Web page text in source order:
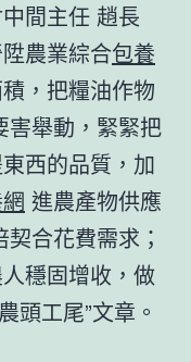
間主任 趙長
農業綜合包養
，把糧油作物
害舉動，緊緊把
西的品質，加
進農產物供應
契合花費需求；
穩固增收，做
頭工尾”文章。